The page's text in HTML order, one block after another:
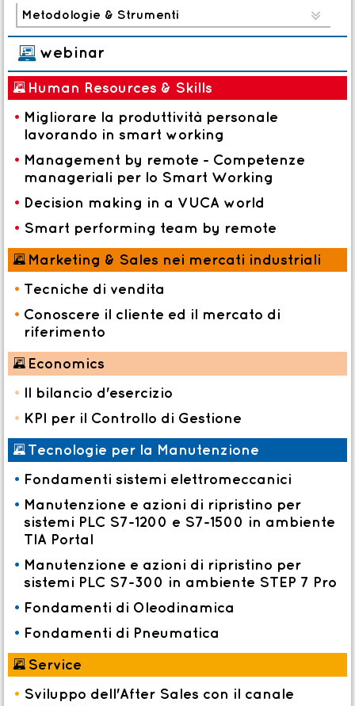
Metodologie & Strumenti 
* webinar
* Human Resources & Skills
• Migliorare la produttività personale
lavorando in smart working
• Management by remote - Competenze
manageriali per lo Smart Working
• Decision making in a VUCA world
• Smart performing team by remote
* Marketing & Sales nei mercati industriali
• Tecniche di vendita
• Conoscere il cliente ed il mercato di
riferimento
* Economics
• Il bilancio d'esercizio
• KPI per il Controllo di Gestione
* Tecnologie per la Manutenzione
• Fondamenti sistemi elettromeccanici
• Manutenzione e azioni di ripristino per
sistemi PLC S7-1200 e S7-1500 in ambiente
TIA Portal
• Manutenzione e azioni di ripristino per
sistemi PLC S7-300 in ambiente STEP 7 Pro
• Fondamenti di Oleodinamica
• Fondamenti di Pneumatica
* Service
• Sviluppo dell'After Sales con il canale